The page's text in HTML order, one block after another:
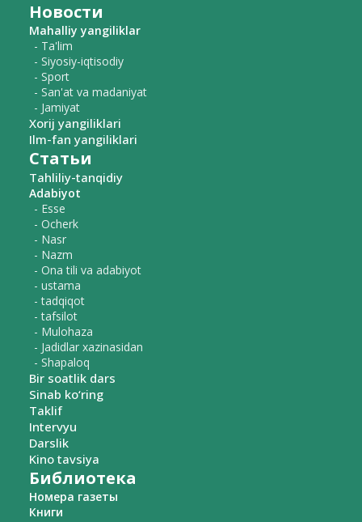
Новости
Mahalliy yangiliklar
- Ta'lim
- Siyosiy-iqtisodiy
- Sport
- San'at va madaniyat
- Jamiyat
Xorij yangiliklari
Ilm-fan yangiliklari
Статьи
Tahliliy-tanqidiy
Adabiyot
- Esse
- Ocherk
- Nasr
- Nazm
- Ona tili va adabiyot
- ustama
- tadqiqot
- tafsilot
- Mulohaza
- Jadidlar xazinasidan
- Shapaloq
Bir soatlik dars
Sinab ko‘ring
Taklif
Intervyu
Darslik
Kino tavsiya
Библиотека
Номера газеты
Книги